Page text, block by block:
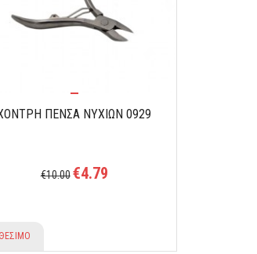
ΠΕΝΣΑ ΝΥΧΙΩΝ 0929
€10.00 €4.79